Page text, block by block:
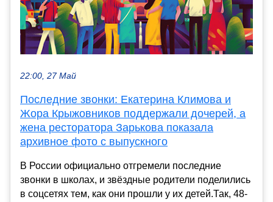
22:00, 27 Май
Последние звонки: Екатерина Климова и
Жора Крыжовников поддержали дочерей, а
жена ресторатора Зарькова показала
архивное фото с выпускного
В России официально отгремели последние
звонки в школах, и звёздные родители поделились
в соцсетях тем, как они прошли у их детей.Так, 48-